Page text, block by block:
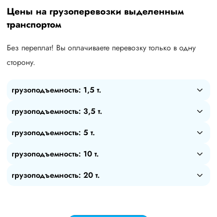
Цены на грузоперевозки выделенным
транспортом
Без переплат! Вы оплачиваете перевозку только в одну
сторону.
грузоподъемность: 1,5 т.
грузоподъемность: 3,5 т.
грузоподъемность: 5 т.
грузоподъемность: 10 т.
грузоподъемность: 20 т.